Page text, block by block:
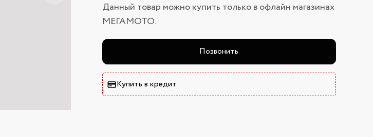
Данный товар можно купить только в офлайн магазинах
МЕГАМОТО.
Позвонить
Купить в кредит